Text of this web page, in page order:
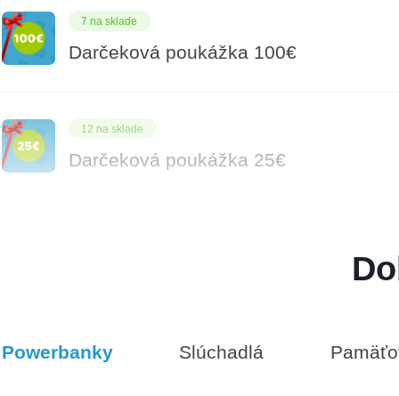
7 na sklade
Darčeková poukážka 100€
12 na sklade
Darčeková poukážka 25€
8 na sklade
Vhodné príslušenstvo
Powerbanky Slúchadlá